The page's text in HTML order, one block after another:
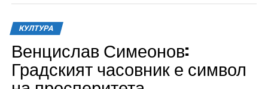
си библиотека и да вземе друга. Целта е обмен на
заглавия, впечатления и приятен разговор за
литература.
дни Земята преминава през шлейф от частици,
оставени от кометата 109P/Swift-Tuttle.
Тези частици изгарят в атмосферата над нас и
ние ги виждаме като ярки падащи звезди. На тъмно
и високо място могат да бъдат забелязани около 100
КУЛТУРА
Венцислав Симеонов:
Градският часовник е символ